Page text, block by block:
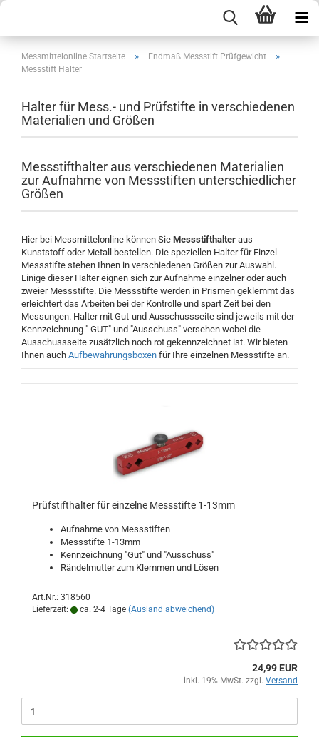
Messmittelonline Startseite » Endmaß Messstift Prüfgewicht »
Messstift Halter
Halter für Mess.- und Prüfstifte in verschiedenen
Materialien und Größen
Messstifthalter aus verschiedenen Materialien
zur Aufnahme von Messstiften unterschiedlicher
Größen
Hier bei Messmittelonline können Sie Messstifthalter aus
Kunststoff oder Metall bestellen. Die speziellen Halter für Einzel
Messstifte stehen Ihnen in verschiedenen Größen zur Auswahl.
Einige dieser Halter eignen sich zur Aufnahme einzelner oder auch
zweier Messstifte. Die Messstifte werden in Prismen geklemmt das
erleichtert das Arbeiten bei der Kontrolle und spart Zeit bei den
Messungen. Halter mit Gut-und Ausschussseite sind jeweils mit der
Kennzeichnung " GUT" und "Ausschuss" versehen wobei die
Ausschussseite zusätzlich noch rot gekennzeichnet ist. Wir bieten
Ihnen auch Aufbewahrungsboxen für Ihre einzelnen Messstifte an.
Prüfstifthalter für einzelne Messstifte 1-13mm
Aufnahme von Messstiften
Messstifte 1-13mm
Kennzeichnung "Gut" und "Ausschuss"
Rändelmutter zum Klemmen und Lösen
Art.Nr.: 318560
Lieferzeit:
ca. 2-4 Tage (Ausland abweichend)
24,99 EUR
inkl. 19% MwSt. zzgl. Versand